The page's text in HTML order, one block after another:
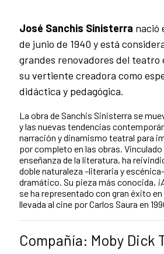
José Sanchis Sinisterra nació
de junio de 1940 y está
grandes renovadores del teatro
su vertiente creadora como
didáctica y pedagógica.
La obra de Sanchis Sinisterra se
y las nuevas tendencias
narración y dinamismo teatral para
por completo en las obras. Vinculado
enseñanza de la literatura, ha
doble naturaleza –literaria y
dramático. Su pieza más conocida,
se ha representado con gran éxito
llevada al cine por Carlos Saura en
Compañía: Moby Dick